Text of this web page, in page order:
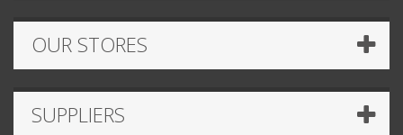
OUR STORES
SUPPLIERS